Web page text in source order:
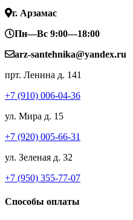
г. Арзамас
Пн—Вс 9:00—18:00
arz-santehnika@yandex.ru
прт. Ленина д. 141
+7 (910) 006-04-36
ул. Мира д. 15
+7 (920) 005-66-31
ул. Зеленая д. 32
+7 (950) 355-77-07
Способы оплаты